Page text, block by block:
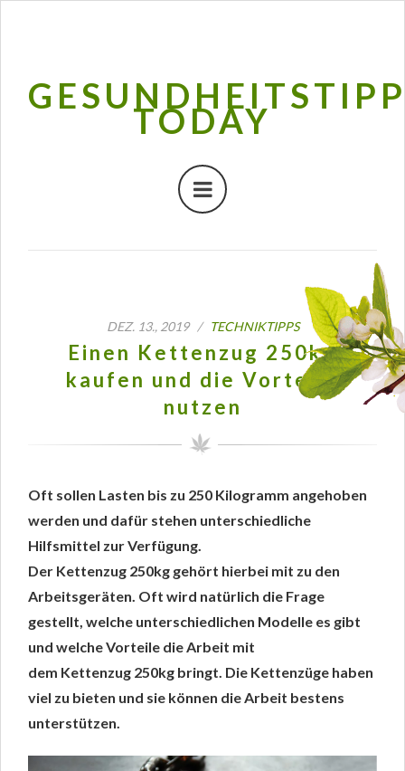
TODAY
DEZ. 13., 2019 / TECHNIKTIPPS
Einen Kettenzug 250kg
kaufen und die Vorteile
nutzen
Oft sollen Lasten bis zu 250 Kilogramm angehoben
werden und dafür stehen unterschiedliche
Hilfsmittel zur Verfügung.
Der Kettenzug 250kg gehört hierbei mit zu den
Arbeitsgeräten. Oft wird natürlich die Frage
gestellt, welche unterschiedlichen Modelle es gibt
und welche Vorteile die Arbeit mit
dem Kettenzug 250kg bringt. Die Kettenzüge haben
viel zu bieten und sie können die Arbeit bestens
unterstützen.